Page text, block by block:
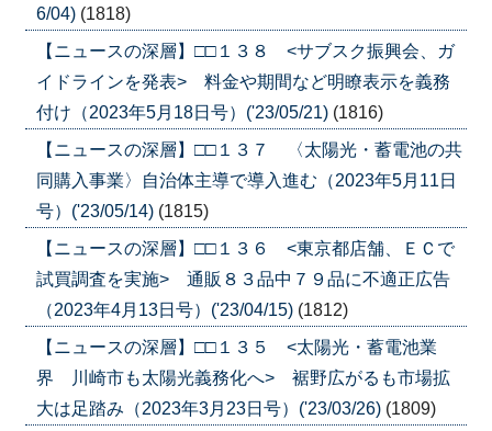
6/04) (1818)
【ニュースの深層】□□１３８ <サブスク振興会、ガ
イドラインを発表> 料金や期間など明瞭表示を義務
付け（2023年5月18日号）('23/05/21) (1816)
【ニュースの深層】□□１３７ 〈太陽光・蓄電池の共
同購入事業〉自治体主導で導入進む（2023年5月11日
号）('23/05/14) (1815)
【ニュースの深層】□□１３６ <東京都店舗、ＥＣで
試買調査を実施> 通販８３品中７９品に不適正広告
（2023年4月13日号）('23/04/15) (1812)
【ニュースの深層】□□１３５ <太陽光・蓄電池業
界 川崎市も太陽光義務化へ> 裾野広がるも市場拡
大は足踏み（2023年3月23日号）('23/03/26) (1809)